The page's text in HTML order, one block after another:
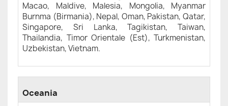
Macao, Maldive, Malesia, Mongolia, Myanmar
Burnma (Birmania), Nepal, Oman, Pakistan, Qatar,
Singapore, Sri Lanka, Tagikistan, Taiwan,
Thailandia, Timor Orientale (Est), Turkmenistan,
Uzbekistan, Vietnam.
Oceania